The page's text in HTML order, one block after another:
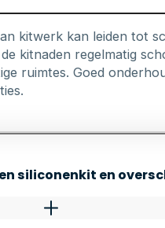
kitwerk kan leiden tot
kitnaden regelmatig
ruimtes. Goed
siliconenkit en